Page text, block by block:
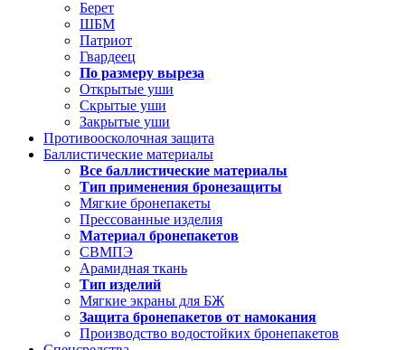
Берет
ШБМ
Патриот
Гвардеец
По размеру выреза
Открытые уши
Скрытые уши
Закрытые уши
Противоосколочная защита
Баллистические материалы
Все баллистические материалы
Тип применения бронезащиты
Мягкие бронепакеты
Прессованные изделия
Материал бронепакетов
СВМПЭ
Арамидная ткань
Тип изделий
Мягкие экраны для БЖ
Защита бронепакетов от намокания
Производство водостойких бронепакетов